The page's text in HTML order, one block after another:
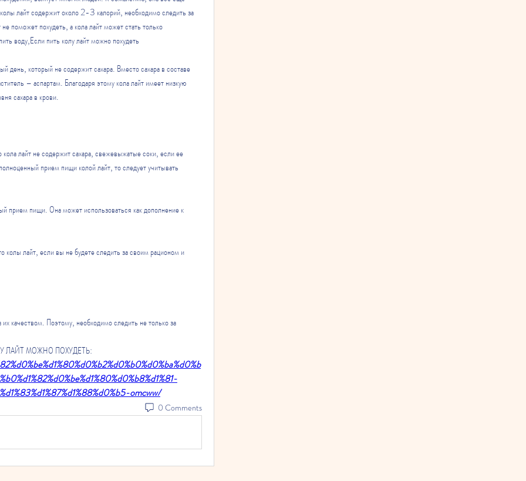
лайт содержит около 2-3 калорий, необходимо следить за
поможет похудеть, а кола лайт может стать только
воду,Если пить колу лайт можно похудеть
день, который не содержит сахара. Вместо сахара в составе
– аспартам. Благодаря этому кола лайт имеет низкую
сахара в крови.
лайт не содержит сахара, свежевыжатые соки, если ее
прием пищи колой лайт, то следует учитывать
прием пищи. Она может использоваться как дополнение к
колы лайт, если вы не будете следить за своим рационом и
качеством. Поэтому, необходимо следить не только за
ЛАЙТ МОЖНО ПОХУДЕТЬ:
omcww/
0 Comments